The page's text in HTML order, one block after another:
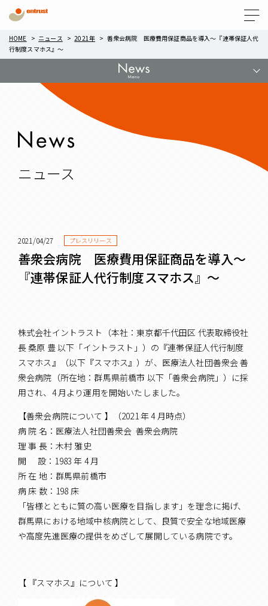
HOME ニュース 2021年
善衆会病院 医療費用保証商品を導入～『連帯保証人代
行制度スマホス』～
ニュース
2021/04/27 プレスリリース
善衆会病院 医療費用保証商品を導入～
『連帯保証人代行制度スマホス』～
株式会社イントラスト（本社：東京都千代田区 代表取締役社
長 桑原 豊 以下「イントラスト」）の『連帯保証人代行制度
スマホス』（以下『スマホス』）が、医療法人社団善衆会 善
衆会病院（所在地：群馬県前橋市 以下「善衆会病院」）に採
用され、4 月より運用を開始いたしました。
【善衆会病院について 】（2021 年 4 月時点）
病 院 名：医療法人社団善衆会 善衆会病院
理 事 長：木村 雅史
開 設：1983 年 4 月
所 在 地：群馬県前橋市
病 床 数：198 床
「皆様とともに質の高い医療を目指します」を理念に掲げ、
群馬県における地域中核病院として、良質で安全な地域医療
や高度先進医療の提供をめざして展開している病院です。
【 『スマホス』について 】